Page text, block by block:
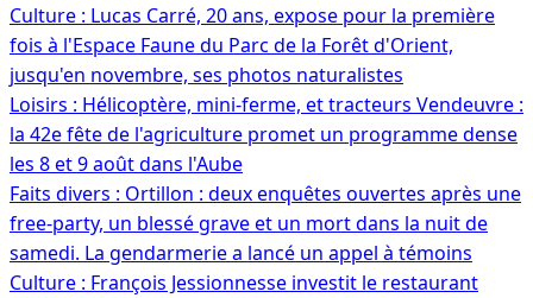
Culture : Lucas Carré, 20 ans, expose pour la première
fois à l'Espace Faune du Parc de la Forêt d'Orient,
jusqu'en novembre, ses photos naturalistes
Loisirs : Hélicoptère, mini-ferme, et tracteurs Vendeuvre :
la 42e fête de l'agriculture promet un programme dense
les 8 et 9 août dans l'Aube
Faits divers : Ortillon : deux enquêtes ouvertes après une
free-party, un blessé grave et un mort dans la nuit de
samedi. La gendarmerie a lancé un appel à témoins
Culture : François Jessionnesse investit le restaurant